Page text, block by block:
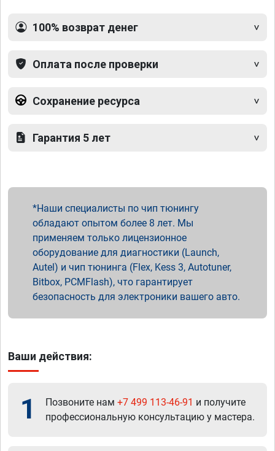
100% возврат денег
Оплата после проверки
Сохранение ресурса
Гарантия 5 лет
Наши специалисты по чип тюнингу
обладают опытом более 8 лет. Мы
применяем только лицензионное
оборудование для диагностики (Launch,
Autel) и чип тюнинга (Flex, Kess 3, Autotuner,
Bitbox, PCMFlash), что гарантирует
безопасность для электроники вашего авто.
Ваши действия:
1 Позвоните нам +7 499 113-46-91 и получите
профессиональную консультацию у мастера.